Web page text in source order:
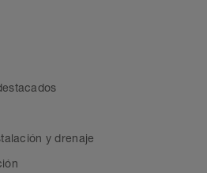
y drenaje